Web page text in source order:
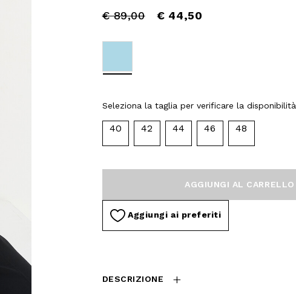
Price
from
€ 89,00to € 44,50
Seleziona la taglia per verificare la disponibilità
40 42 44 46 48
AGGIUNGI AL CARRELLO
Aggiungi ai preferiti
DESCRIZIONE